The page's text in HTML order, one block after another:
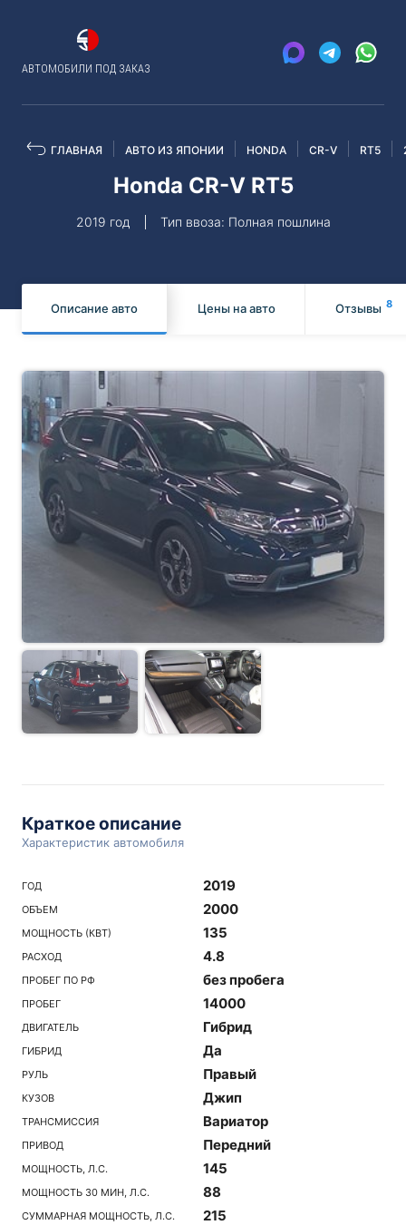
АВТОМОБИЛИ ПОД ЗАКАЗ
ГЛАВНАЯ АВТО ИЗ ЯПОНИИ HONDA CR-V RT5
Honda CR-V RT5
2019 год Тип ввоза: Полная пошлина
Описание авто Цены на авто Отзывы 8
Краткое описание
Характеристик автомобиля
ГОД 2019
ОБЪЕМ 2000
МОЩНОСТЬ (КВТ) 135
РАСХОД 4.8
ПРОБЕГ ПО РФ без пробега
ПРОБЕГ 14000
ДВИГАТЕЛЬ Гибрид
ГИБРИД Да
РУЛЬ Правый
КУЗОВ Джип
ТРАНСМИССИЯ Вариатор
ПРИВОД Передний
МОЩНОСТЬ, Л.С. 145
МОЩНОСТЬ 30 МИН, Л.С. 88
СУММАРНАЯ МОЩНОСТЬ, Л.С. 215